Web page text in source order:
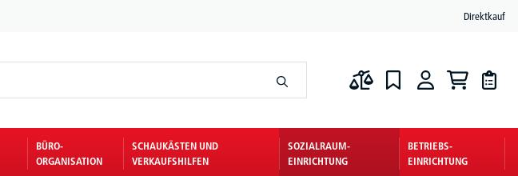
Direktkauf
BÜRO-
ORGANISATION
SCHAUKÄSTEN UND
VERKAUFSHILFEN
SOZIALRAUM-
EINRICHTUNG
BETRIEBS-
EINRICHTUNG